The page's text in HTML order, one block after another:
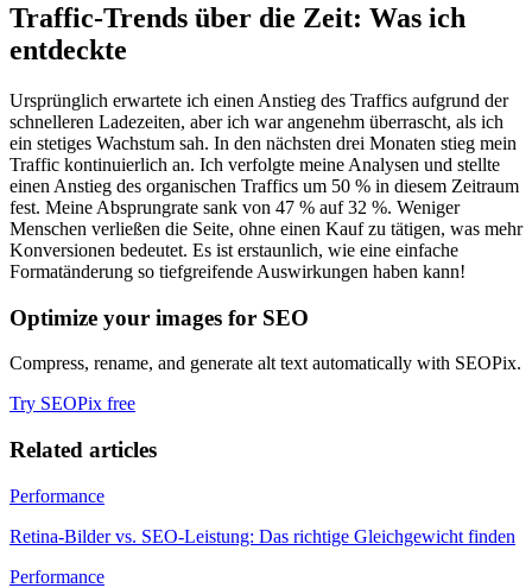
Traffic-Trends über die Zeit: Was ich
entdeckte
Ursprünglich erwartete ich einen Anstieg des Traffics aufgrund der
schnelleren Ladezeiten, aber ich war angenehm überrascht, als ich
ein stetiges Wachstum sah. In den nächsten drei Monaten stieg mein
Traffic kontinuierlich an. Ich verfolgte meine Analysen und stellte
einen Anstieg des organischen Traffics um 50 % in diesem Zeitraum
fest. Meine Absprungrate sank von 47 % auf 32 %. Weniger
Menschen verließen die Seite, ohne einen Kauf zu tätigen, was mehr
Konversionen bedeutet. Es ist erstaunlich, wie eine einfache
Formatänderung so tiefgreifende Auswirkungen haben kann!
Optimize your images for SEO
Compress, rename, and generate alt text automatically with SEOPix.
Try SEOPix free
Related articles
Performance
Retina-Bilder vs. SEO-Leistung: Das richtige Gleichgewicht finden
Performance